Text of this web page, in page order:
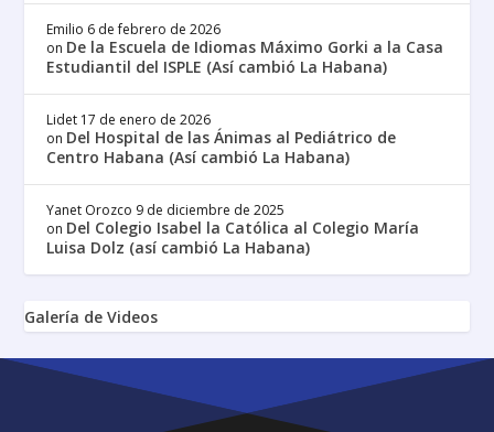
Emilio 6 de febrero de 2026
on De la Escuela de Idiomas Máximo Gorki a la Casa
Estudiantil del ISPLE (Así cambió La Habana)
Lidet 17 de enero de 2026
on Del Hospital de las Ánimas al Pediátrico de
Centro Habana (Así cambió La Habana)
Yanet Orozco 9 de diciembre de 2025
on Del Colegio Isabel la Católica al Colegio María
Luisa Dolz (así cambió La Habana)
Galería de Videos